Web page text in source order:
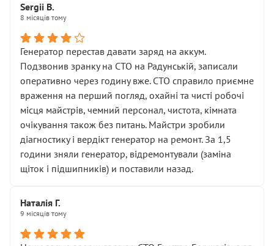
Sergii B.
8 місяців тому
Генератор перестав давати заряд на аккум.
Подзвонив зранку на СТО на Радунській, записали
оперативно через годину вже. СТО справило приємне
враження на перший погляд, охайні та чисті робочі
місця майстрів, чемний персонал, чистота, кімната
очікування також без питань. Майстри зробили
діагностику і вердікт генератор на ремонт. За 1,5
години зняли генератор, відремонтували (заміна
щіток і підшипників) и поставили назад.
Наталія Г.
9 місяців тому